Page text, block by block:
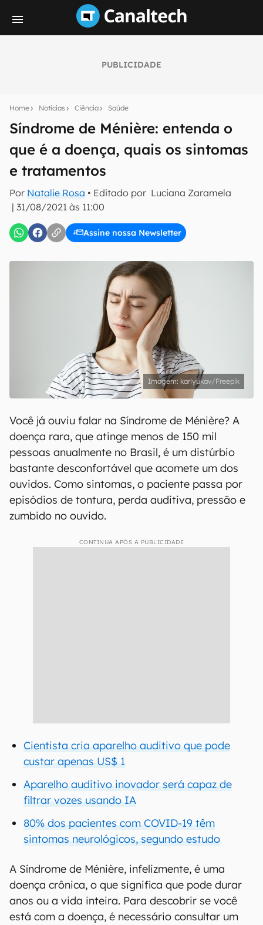
PUBLICIDADE
Home Notícias Ciência Saúde
Síndrome de Ménière: entenda o
que é a doença, quais os sintomas
e tratamentos
Por Natalie Rosa • Editado por Luciana Zaramela
| 31/08/2021 às 11:00
Assine nossa Newsletter
notícias e reviews sobre tecnologia em primeira
mão.
E-mail
inscreva-se
Confirmo que li, aceito e concordo com os Termos de
Uso e Política de Privacidade do Canaltech.
karlyukav/Freepik
Você já ouviu falar na Síndrome de Ménière? A
doença rara, que atinge menos de 150 mil
pessoas anualmente no Brasil, é um distúrbio
bastante desconfortável que acomete um dos
ouvidos. Como sintomas, o paciente passa por
episódios de tontura, perda auditiva, pressão e
zumbido no ouvido.
CONTINUA APÓS A PUBLICIDADE
Cientista cria aparelho auditivo que pode
custar apenas US$ 1
Aparelho auditivo inovador será capaz de
filtrar vozes usando IA
80% dos pacientes com COVID-19 têm
sintomas neurológicos, segundo estudo
A Síndrome de Ménière, infelizmente, é uma
doença crônica, o que significa que pode durar
anos ou a vida inteira. Para descobrir se você
está com a doença, é necessário consultar um